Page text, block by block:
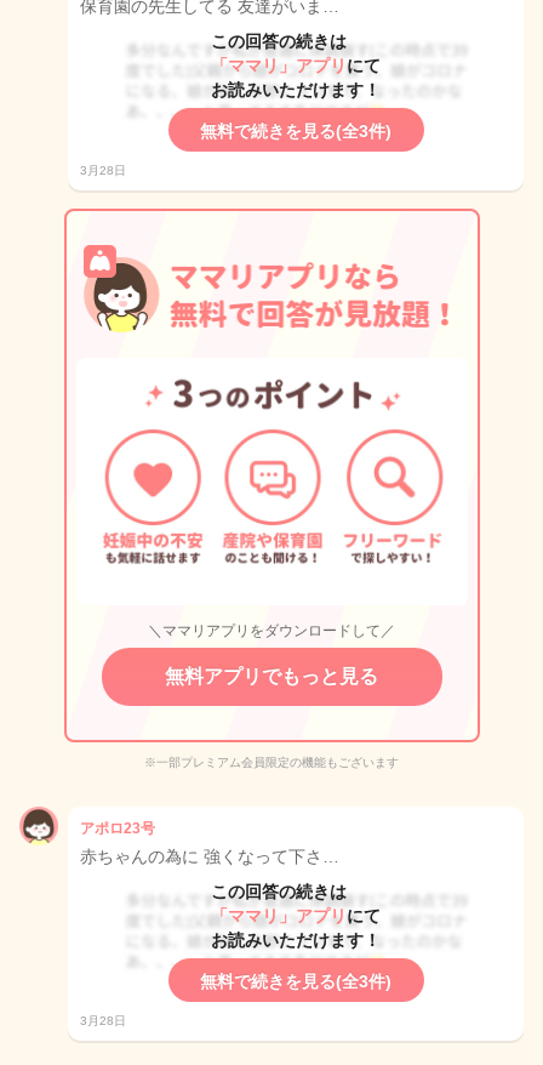
保育園の先生してる 友達がいま…
この回答の続きは
「ママリ」アプリ にて
お読みいただけます！
無料で続きを見る(全3件)
3月28日
＼ママリアプリをダウンロードして／
無料アプリでもっと見る
※一部プレミアム会員限定の機能もございます
アポロ23号
赤ちゃんの為に 強くなって下さ…
この回答の続きは
「ママリ」アプリ にて
お読みいただけます！
無料で続きを見る(全3件)
3月28日